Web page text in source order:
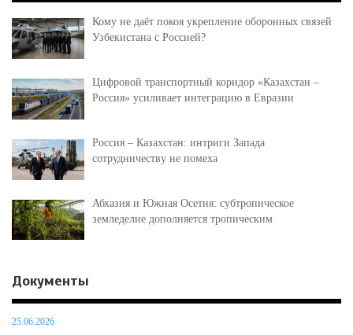
Кому не даёт покоя укрепление оборонных связей
Узбекистана с Россией?
Цифровой транспортный коридор «Казахстан –
Россия» усиливает интеграцию в Евразии
Россия – Казахстан: интриги Запада
сотрудничеству не помеха
Абхазия и Южная Осетия: субтропическое
земледелие дополняется тропическим
Документы
25.06.2026